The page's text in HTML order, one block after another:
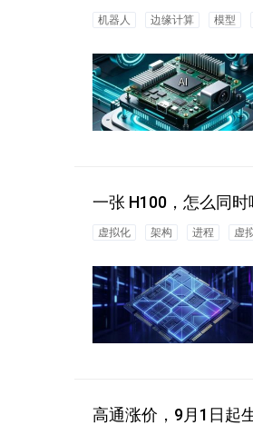
机器人 边缘计算 模型
一张 H100，怎么同时
虚拟化 架构 进程 虚
高通涨价，9月1日起